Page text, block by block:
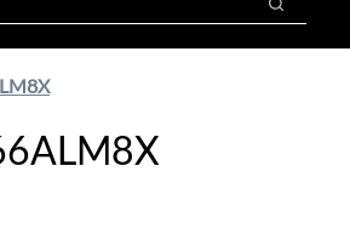
검색